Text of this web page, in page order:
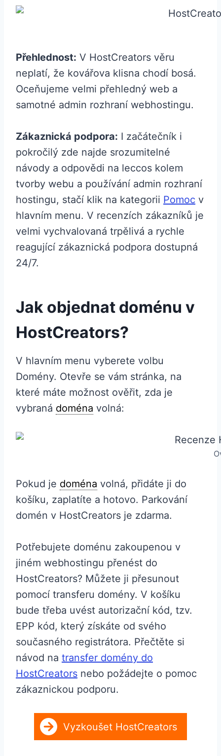
Přehlednost: V HostCreators věru
neplatí, že kovářova klisna chodí bosá.
Oceňujeme velmi přehledný web a
samotné admin rozhraní webhostingu.
Zákaznická podpora: I začátečník i
pokročilý zde najde srozumitelné
návody a odpovědi na leccos kolem
tvorby webu a používání admin rozhraní
hostingu, stačí klik na kategorii Pomoc v
hlavním menu. V recenzích zákazníků je
velmi vychvalovaná trpělivá a rychle
reagující zákaznická podpora dostupná
24/7.
Jak objednat doménu v
HostCreators?
V hlavním menu vyberete volbu
Domény. Otevře se vám stránka, na
které máte možnost ověřit, zda je
vybraná doména volná:
Pokud je doména volná, přidáte ji do
košíku, zaplatíte a hotovo. Parkování
domén v HostCreators je zdarma.
Potřebujete doménu zakoupenou v
jiném webhostingu přenést do
HostCreators? Můžete ji přesunout
pomocí transferu domény. V košíku
bude třeba uvést autorizační kód, tzv.
EPP kód, který získáte od svého
současného registrátora. Přečtěte si
návod na transfer domény do
HostCreators nebo požádejte o pomoc
zákaznickou podporu.
Vyzkoušet HostCreators